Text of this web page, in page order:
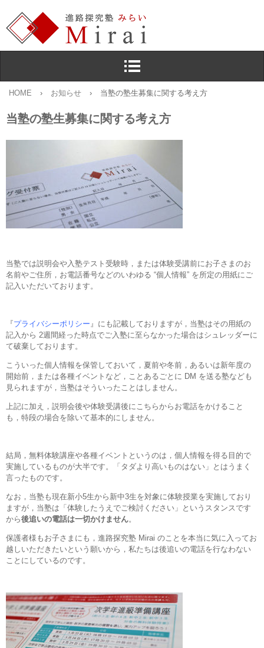
HOME › お知らせ › 当塾の塾生募集に関する考え方
当塾の塾生募集に関する考え方
当塾では説明会や入塾テスト受験時，または体験受講前にお子さまのお
名前やご住所，お電話番号などのいわゆる “個人情報” を所定の用紙にご
記入いただいております。
『プライバシーポリシー 』にも記載しておりますが，当塾はその用紙の
記入から 2週間経った時点でご入塾に至らなかった場合はシュレッダーに
て破棄しております。
こういった個人情報を保管しておいて，夏前や冬前，あるいは新年度の
開始前，または各種イベントなど，ことあるごとに DM を送る塾なども
見られますが，当塾はそういったことはしません。
上記に加え，説明会後や体験受講後にこちらからお電話をかけること
も，特段の場合を除いて基本的にしません。
結局，無料体験講座や各種イベントというのは，個人情報を得る目的で
実施しているものが大半です。「タダより高いものはない」とはうまく
言ったものです。
なお，当塾も現在新小5生から新中3生を対象に体験授業を実施しており
ますが，当塾は「体験したうえでご検討ください」というスタンスです
から後追いの電話は一切かけません。
保護者様もお子さまにも，進路探究塾 Mirai のことを本当に気に入ってお
越しいただきたいという願いから，私たちは後追いの電話を行なわない
ことにしているのです。